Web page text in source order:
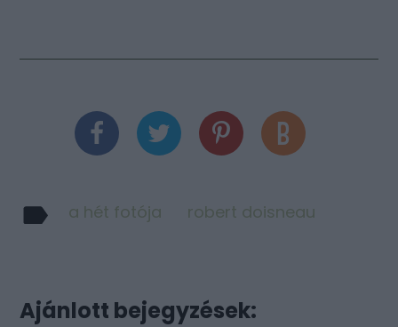
a hét fotója robert doisneau
Ajánlott bejegyzések: